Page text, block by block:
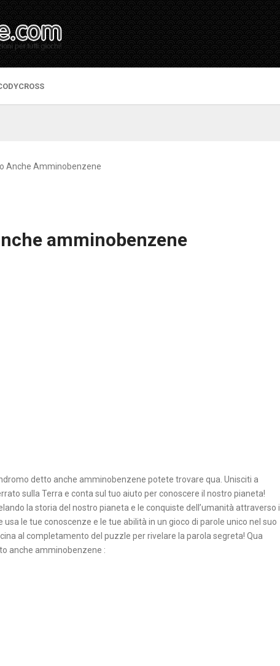
Anche Amminobenzene
amminobenzene
detto anche amminobenzene potete trovare qua. Unisciti a
sulla Terra e conta sul tuo aiuto per conoscere il nostro pianeta!
la storia del nostro pianeta e le conquiste dell’umanità attraverso i
le tue conoscenze e le tue abilità in un gioco di parole unico nel suo
al completamento del puzzle per rivelare la parola segreta! Qua
anche amminobenzene :